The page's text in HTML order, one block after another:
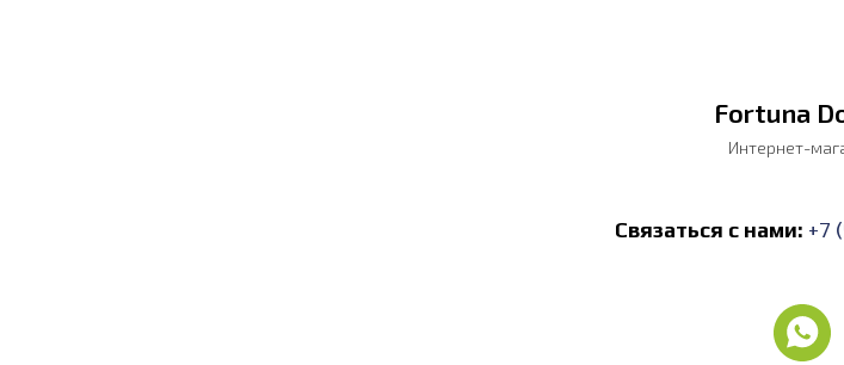
Fortuna
Интернет-
Связаться с нами: +7